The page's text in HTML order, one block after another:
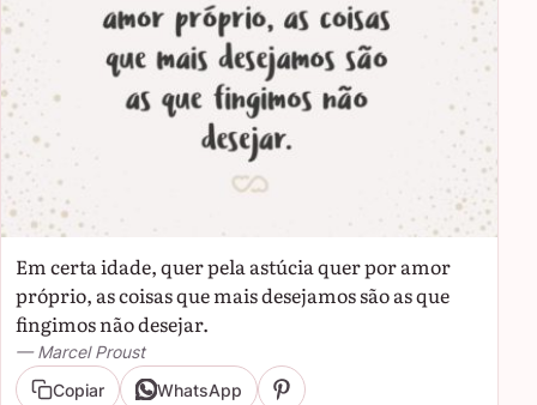
Em certa idade, quer pela astúcia quer por amor
próprio, as coisas que mais desejamos são as que
fingimos não desejar.
— Marcel Proust
Copiar
WhatsApp